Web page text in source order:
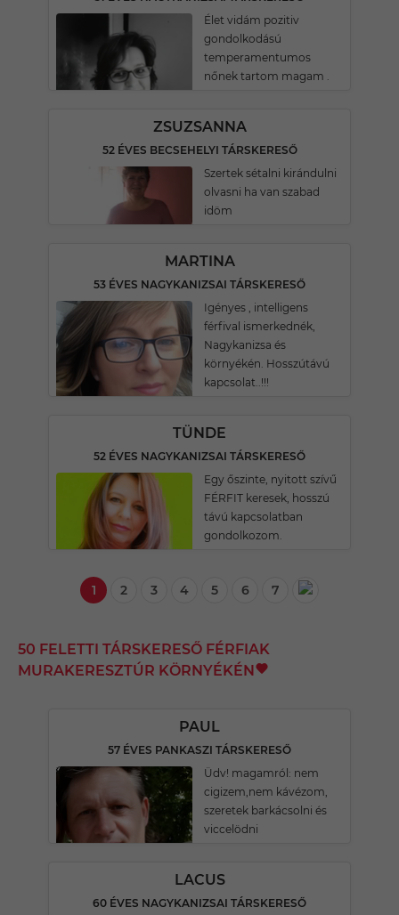
Élet vidám pozitiv
gondolkodású
temperamentumos
nőnek tartom magam .
ZSUZSANNA
52 ÉVES BECSEHELYI TÁRSKERESŐ
Szertek sétalni kirándulni
olvasni ha van szabad
idöm
MARTINA
53 ÉVES NAGYKANIZSAI TÁRSKERESŐ
Igényes , intelligens
férfival ismerkednék,
Nagykanizsa és
környékén. Hosszútávú
kapcsolat..!!!
TÜNDE
52 ÉVES NAGYKANIZSAI TÁRSKERESŐ
Egy őszinte, nyitott szívű
FÉRFIT keresek, hosszú
távú kapcsolatban
gondolkozom.
1 2 3 4 5 6 7
50 FELETTI TÁRSKERESŐ FÉRFIAK
MURAKERESZTÚR KÖRNYÉKÉN
PAUL
57 ÉVES PANKASZI TÁRSKERESŐ
Üdv! magamról: nem
cigizem,nem kávézom,
szeretek barkácsolni és
viccelödni
LACUS
60 ÉVES NAGYKANIZSAI TÁRSKERESŐ